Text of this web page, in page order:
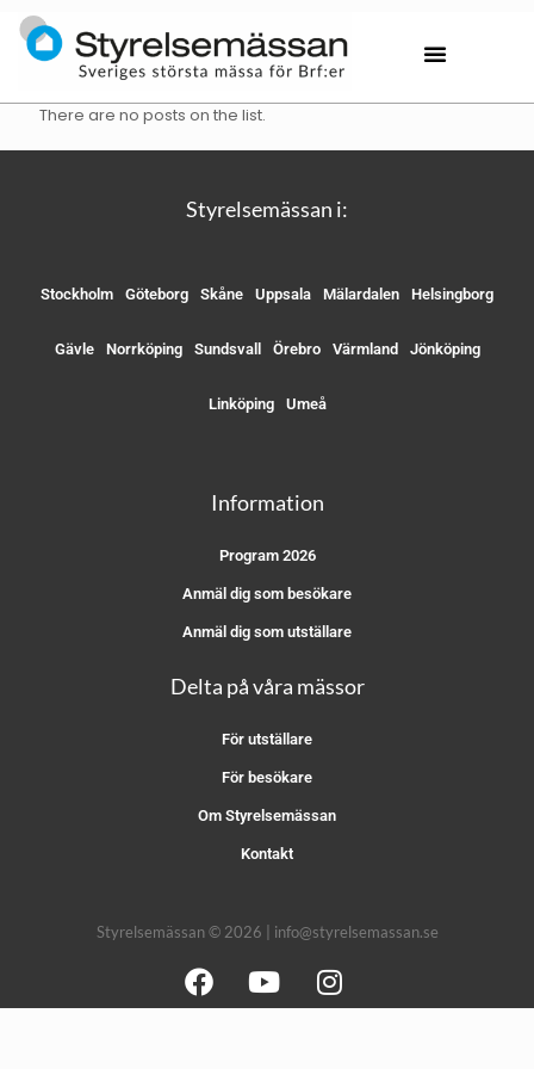
There are no posts on the list.
Styrelsemässan i:
Stockholm Göteborg Skåne Uppsala Mälardalen Helsingborg
Gävle Norrköping Sundsvall Örebro Värmland Jönköping
Linköping Umeå
Information
Program 2026
Anmäl dig som besökare
Anmäl dig som utställare
Delta på våra mässor
För utställare
För besökare
Om Styrelsemässan
Kontakt
Styrelsemässan © 2026 | info@styrelsemassan.se